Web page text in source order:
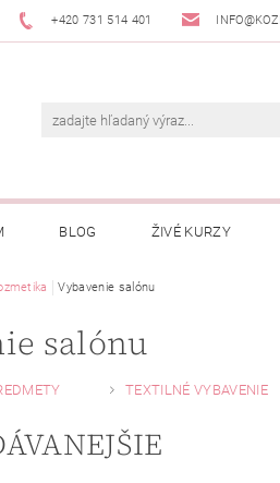
+420 731 514 401
BLOG ŽIVÉ KURZY
Vybavenie salónu
salónu
TEXTILNÉ VYBAVENIE